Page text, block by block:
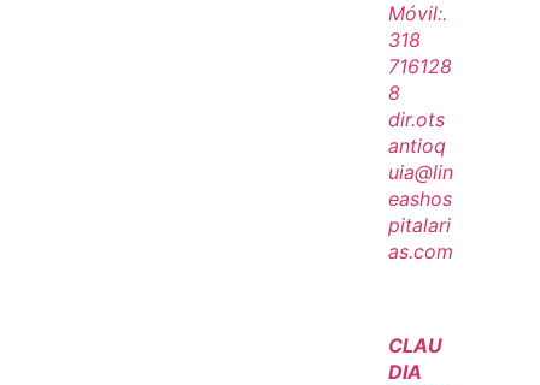
Móvil:.
318
716128
8
dir.ots
antioq
uia@lin
eashos
pitalari
as.com
CLAU
DIA